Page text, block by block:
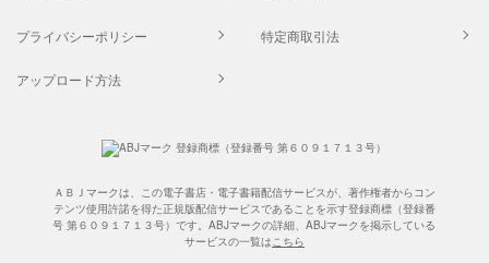
プライバシーポリシー 特定商取引法
アップロード方法
ＡＢＪマークは、この電子書店・電子書籍配信サービスが、著作権者からコン
テンツ使用許諾を得た正規版配信サービスであることを示す登録商標（登録番
号 第６０９１７１３号）です。ABJマークの詳細、ABJマークを掲示している
サービスの一覧はこちら